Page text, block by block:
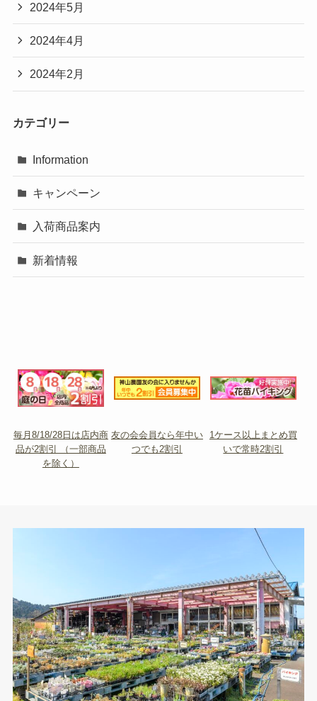
2024年5月
2024年4月
2024年2月
カテゴリー
Information
キャンペーン
入荷商品案内
新着情報
毎月8/18/28日は店内商
品が2割引 （一部商品
を除く）
友の会会員なら年中い
つでも2割引
1ケース以上まとめ買
いで常時2割引